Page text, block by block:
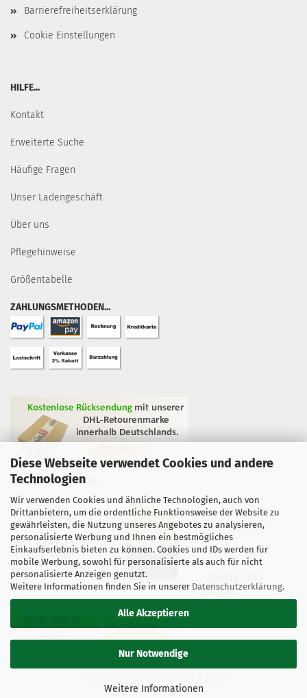
Diese Webseite verwendet Cookies und andere
Technologien
Wir verwenden Cookies und ähnliche Technologien, auch von
Drittanbietern, um die ordentliche Funktionsweise der Website zu
gewährleisten, die Nutzung unseres Angebotes zu analysieren,
personalisierte Werbung und Ihnen ein bestmögliches
Einkaufserlebnis bieten zu können. Cookies und IDs werden für
mobile Werbung, sowohl für personalisierte als auch für nicht
personalisierte Anzeigen genutzt.
Weitere Informationen finden Sie in unserer Datenschutzerklärung.
Alle Akzeptieren
Nur Notwendige
Weitere Informationen
Barrierefreiheitserklärung
Cookie Einstellungen
HILFE...
Kontakt
Erweiterte Suche
Häufige Fragen
Unser Ladengeschäft
Über uns
Pflegehinweise
Größentabelle
ZAHLUNGSMETHODEN...
GEPRÜFTE QUALITÄT...
DURCH...